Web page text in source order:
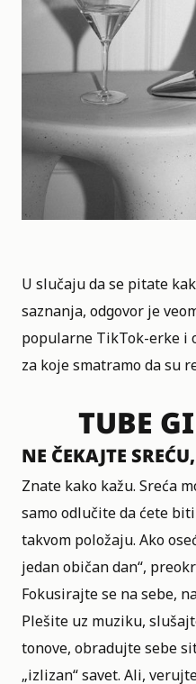
U slučaju da se pitate
saznanja, odgovor je
popularne TikTok-erke i
za koje smatramo da su
TUBE
NE ČEKAJTE
Znate kako kažu. Sreća
samo odlučite da ćete
takvom položaju. Ako
jedan običan dan“,
Fokusirajte se na sebe,
Plešite uz muziku,
tonove, obradujte sebe
„izlizan“ savet. Ali,